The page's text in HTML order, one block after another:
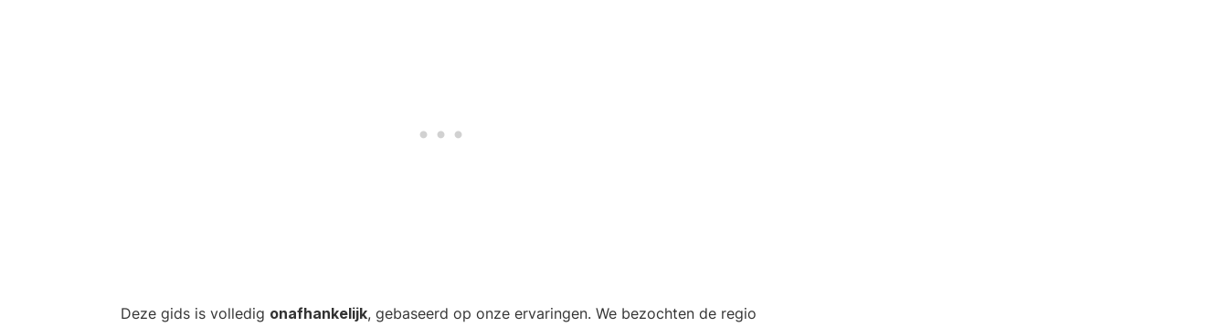
Deze gids is volledig onafhankelijk, gebaseerd op onze ervaringen. We bezochten de regio